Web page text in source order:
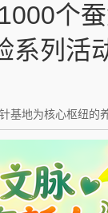
个
系列活
基地为核心枢纽的